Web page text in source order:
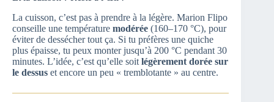
La cuisson, c’est pas à prendre à la légère. Marion Flipo
conseille une température modérée (160–170 °C), pour
éviter de dessécher tout ça. Si tu préfères une quiche
plus épaisse, tu peux monter jusqu’à 200 °C pendant 30
minutes. L’idée, c’est qu’elle soit légèrement dorée sur
le dessus et encore un peu « tremblotante » au centre.